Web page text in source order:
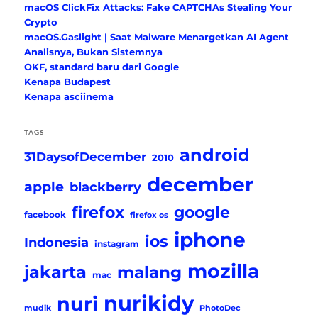
macOS ClickFix Attacks: Fake CAPTCHAs Stealing Your
Crypto
macOS.Gaslight | Saat Malware Menargetkan AI Agent
Analisnya, Bukan Sistemnya
OKF, standard baru dari Google
Kenapa Budapest
Kenapa asciinema
TAGS
31DaysofDecember 2010 android
apple blackberry december
facebook firefox firefox os google
Indonesia instagram ios iphone
jakarta mac malang mozilla
mudik nuri nurikidy PhotoDec